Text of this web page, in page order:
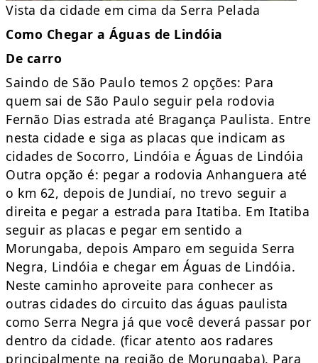
Vista da cidade em cima da Serra Pelada
Como Chegar a Águas de Lindóia
De carro
Saindo de São Paulo temos 2 opções: Para
quem sai de São Paulo seguir pela rodovia
Fernão Dias estrada até Bragança Paulista. Entre
nesta cidade e siga as placas que indicam as
cidades de Socorro, Lindóia e Águas de Lindóia
Outra opção é: pegar a rodovia Anhanguera até
o km 62, depois de Jundiaí, no trevo seguir a
direita e pegar a estrada para Itatiba. Em Itatiba
seguir as placas e pegar em sentido a
Morungaba, depois Amparo em seguida Serra
Negra, Lindóia e chegar em Águas de Lindóia.
Neste caminho aproveite para conhecer as
outras cidades do circuito das águas paulista
como Serra Negra já que você deverá passar por
dentro da cidade. (ficar atento aos radares
principalmente na região de Morungaba). Para